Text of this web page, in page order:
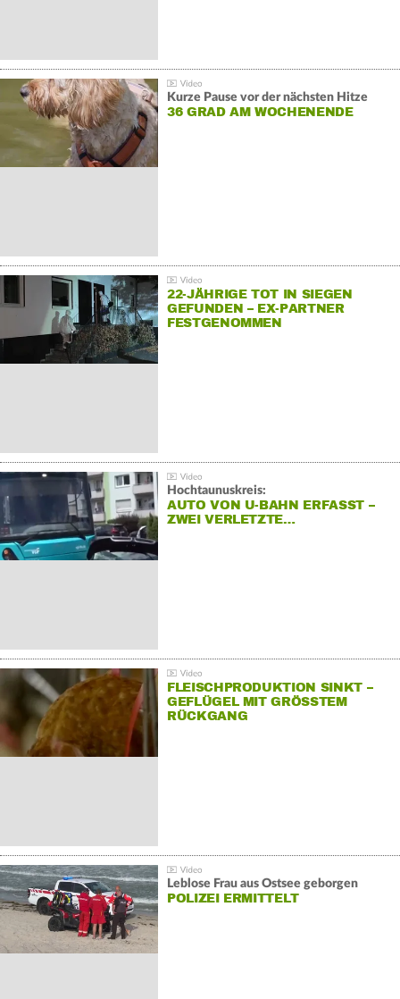
Kurze Pause vor der nächsten Hitze
36 GRAD AM WOCHENENDE
22-JÄHRIGE TOT IN SIEGEN
GEFUNDEN – EX-PARTNER
FESTGENOMMEN
Hochtaunuskreis:
AUTO VON U-BAHN ERFASST –
ZWEI VERLETZTE…
FLEISCHPRODUKTION SINKT –
GEFLÜGEL MIT GRÖSSTEM R
ÜCKGANG
Leblose Frau aus Ostsee geborgen
POLIZEI ERMITTELT